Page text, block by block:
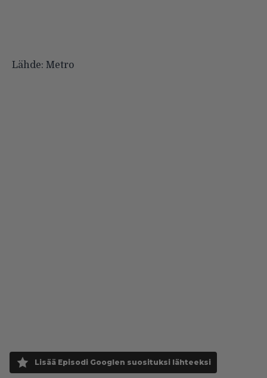
Lähde: Metro
Lisää Episodi Googlen suosituksi lähteeksi